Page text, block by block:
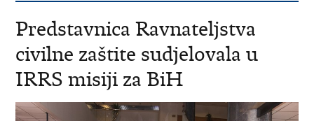
Predstavnica Ravnateljstva
civilne zaštite sudjelovala u
IRRS misiji za BiH